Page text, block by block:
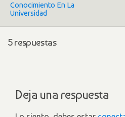
Conocimiento En La
Universidad
5 respuestas
Deja una respuesta